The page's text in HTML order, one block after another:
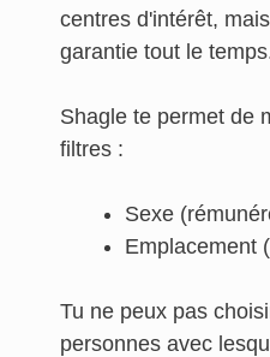
centres d'intérêt,
garantie tout le
Shagle te permet de
filtres :
Sexe
Emplacement
Tu ne peux pas
personnes avec